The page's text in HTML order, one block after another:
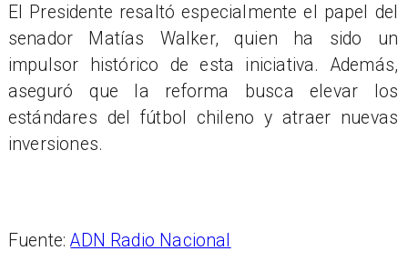
El Presidente resaltó especialmente el papel del
senador Matías Walker, quien ha sido un
impulsor histórico de esta iniciativa. Además,
aseguró que la reforma busca elevar los
estándares del fútbol chileno y atraer nuevas
inversiones.
Fuente:ADN Radio Nacional